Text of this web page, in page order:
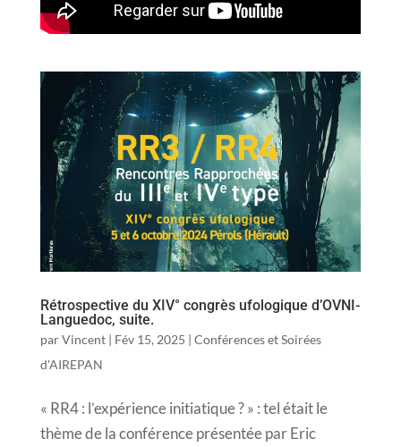
Rétrospective du XIV° congrès ufologique d’OVNI-
Languedoc, suite.
parVincent| Fév 15, 2025 | Conférences et Soirées
d'AIREPAN
« RR4 : l’expérience initiatique ? » : tel était le
thème de la conférence présentée par Eric